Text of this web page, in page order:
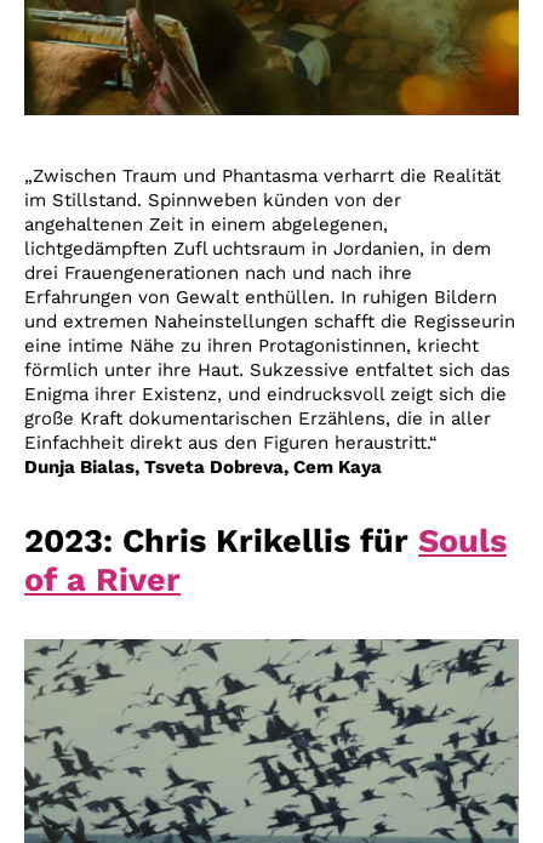
„Zwischen Traum und Phantasma verharrt die Realität
im Stillstand. Spinnweben künden von der
angehaltenen Zeit in einem abgelegenen,
lichtgedämpften Zufl uchtsraum in Jordanien, in dem
drei Frauengenerationen nach und nach ihre
Erfahrungen von Gewalt enthüllen. In ruhigen Bildern
und extremen Naheinstellungen schafft die Regisseurin
eine intime Nähe zu ihren Protagonistinnen, kriecht
förmlich unter ihre Haut. Sukzessive entfaltet sich das
Enigma ihrer Existenz, und eindrucksvoll zeigt sich die
große Kraft dokumentarischen Erzählens, die in aller
Einfachheit direkt aus den Figuren heraustritt.“
Dunja Bialas, Tsveta Dobreva, Cem Kaya
2023: Chris Krikellis für Souls
of a River